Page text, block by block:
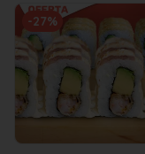
-27%